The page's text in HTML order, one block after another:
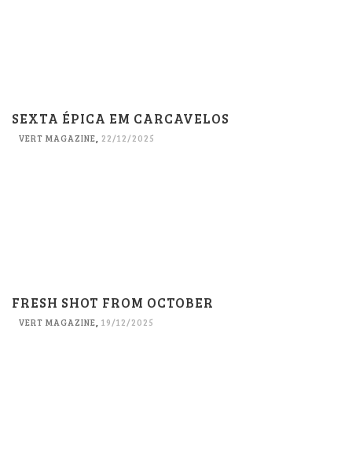
SEXTA ÉPICA EM CARCAVELOS
VERT MAGAZINE, 22/12/2025
FRESH SHOT FROM OCTOBER
VERT MAGAZINE, 19/12/2025